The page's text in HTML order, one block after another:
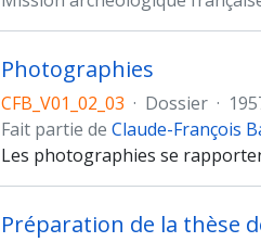
Photographies
CFB_V01_02_03 · Dossier ·
Fait partie de Claude-François
Les photographies se